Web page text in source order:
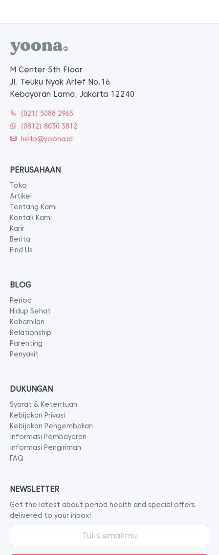
M Center 5th Floor
Jl. Teuku Nyak Arief No.16
Kebayoran Lama, Jakarta 12240
(021) 5088 2965
(0812) 8030 3812
hello@yoona.id
PERUSAHAAN
Toko
Artikel
Tentang Kami
Kontak Kami
Karir
Berita
Find Us
BLOG
Period
Hidup Sehat
Kehamilan
Relationship
Parenting
Penyakit
DUKUNGAN
Syarat & Ketentuan
Kebijakan Privasi
Kebijakan Pengembalian
Informasi Pembayaran
Informasi Pengiriman
FAQ
NEWSLETTER
Get the latest about period health and special offers
delivered to your inbox!